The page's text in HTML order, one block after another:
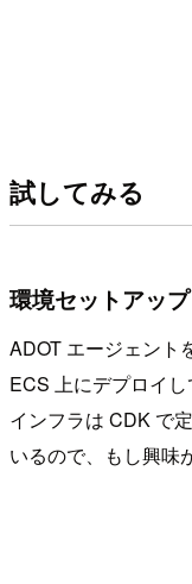
試してみる
環境セットアップ
ADOT エージェント
ECS 上にデプロイし
インフラは CDK で
いるので、もし興味